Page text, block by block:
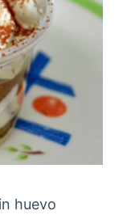
huevo